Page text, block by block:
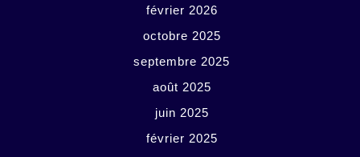
février 2026
octobre 2025
septembre 2025
août 2025
juin 2025
février 2025